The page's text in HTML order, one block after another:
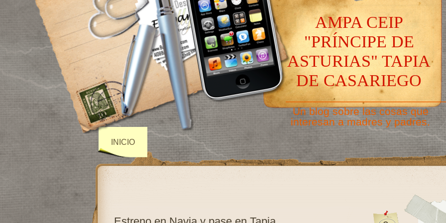
AMPA CEIP
"PRÍNCIPE DE
ASTURIAS" TAPIA
DE CASARIEGO
Un blog sobre las cosas que
interesan a madres y padres.
INICIO